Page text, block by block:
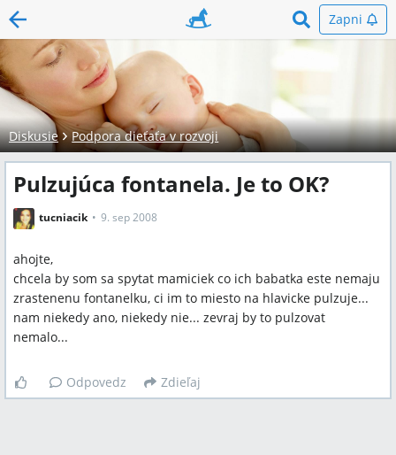
Zapni
Diskusie Podpora dieťaťa v rozvoji
Pulzujúca fontanela. Je to OK?
tucniacik 9. sep 2008
ahojte,
chcela by som sa spytat mamiciek co ich babatka este nemaju
zrastenenu fontanelku, ci im to miesto na hlavicke pulzuje...
nam niekedy ano, niekedy nie... zevraj by to pulzovat
nemalo...
Odpovedz Zdieľaj